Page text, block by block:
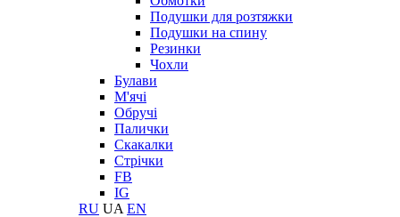
Подушки для розтяжки
Подушки на спину
Резинки
Чохли
Булави
М'ячі
Обручі
Палички
Скакалки
Стрічки
FB
IG
RU UA EN